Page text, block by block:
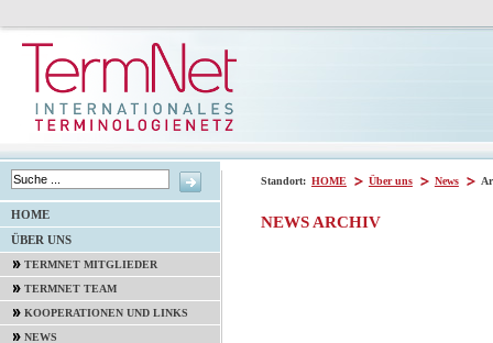
Standort: HOME Über uns News
NEWS ARCHIV
HOME
ÜBER UNS
TERMNET MITGLIEDER
TERMNET TEAM
KOOPERATIONEN UND LINKS
NEWS